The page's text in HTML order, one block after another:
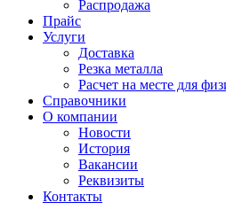
Распродажа
Прайс
Услуги
Доставка
Резка металла
Расчет на месте для
Справочники
О компании
Новости
История
Вакансии
Реквизиты
Контакты